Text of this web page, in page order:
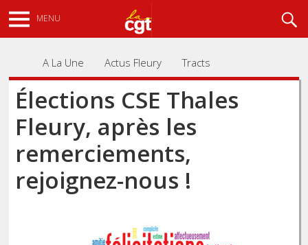
au
contenu
MENU
A La Une Actus Fleury Tracts
Élections CSE Thales
Fleury, après les
remerciements,
rejoignez-nous !